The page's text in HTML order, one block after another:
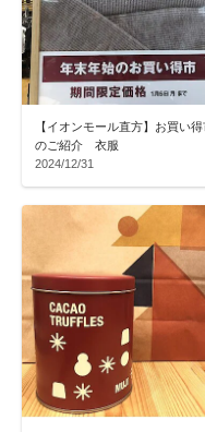
【イオンモール直方】お買い得
のご紹介 衣服
2024/12/31